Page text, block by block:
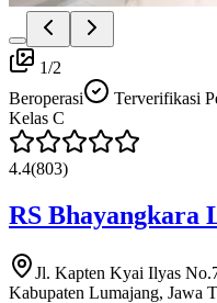
1/2
Beroperasi
Terverifikasi
Kelas C
4.4(803)
RS Bhayangkara
Jl. Kapten Kyai Ilyas
Kabupaten Lumajang, Jawa